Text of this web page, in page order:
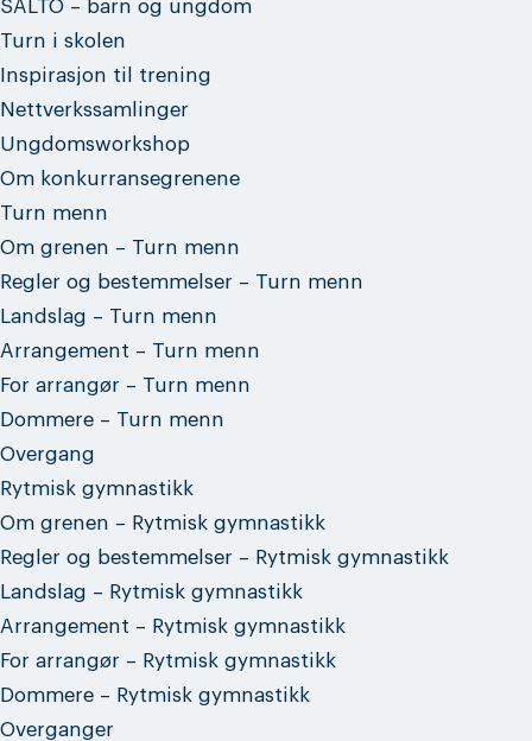
SALTO – barn og ungdom
Turn i skolen
Inspirasjon til trening
Nettverkssamlinger
Ungdomsworkshop
Om konkurransegrenene
Turn menn
Om grenen – Turn menn
Regler og bestemmelser – Turn menn
Landslag – Turn menn
Arrangement – Turn menn
For arrangør – Turn menn
Dommere – Turn menn
Overgang
Rytmisk gymnastikk
Om grenen – Rytmisk gymnastikk
Regler og bestemmelser – Rytmisk gymnastikk
Landslag – Rytmisk gymnastikk
Arrangement – Rytmisk gymnastikk
For arrangør – Rytmisk gymnastikk
Dommere – Rytmisk gymnastikk
Overganger